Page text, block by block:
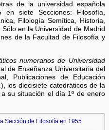
de la universidad española
en siete Secciones: Filosofía,
Filología Semítica, Historia,
en la Universidad de Madrid
de la Facultad de Filosofía y
numerarios de Universidad
de Enseñanza Universitaria del
Publicaciones de Educación
los diecisiete catedráticos de la
su situación el día 1º de enero
Sección de Filosofía en 1955